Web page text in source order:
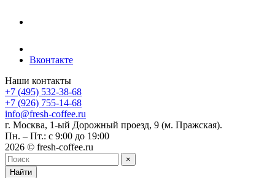
Вконтакте
Наши контакты
+7 (495) 532-38-68
+7 (926) 755-14-68
info@fresh-coffee.ru
г. Москва, 1-ый Дорожный проезд, 9 (м. Пражская).
Пн. – Пт.: с 9:00 до 19:00
2026 © fresh-coffee.ru
×
Найти